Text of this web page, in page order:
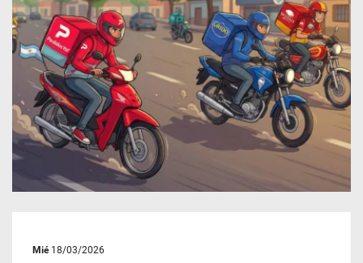
Mié18/03/2026